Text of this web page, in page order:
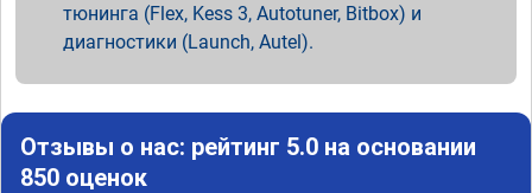
тюнинга (Flex, Kess 3, Autotuner, Bitbox) и
диагностики (Launch, Autel).
Отзывы о нас: рейтинг 5.0 на основании
850 оценок